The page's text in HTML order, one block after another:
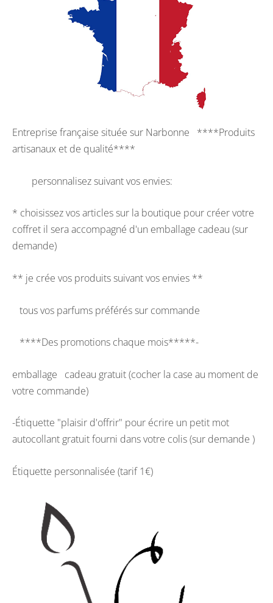
Entreprise française située sur Narbonne ****Produits
artisanaux et de qualité****
personnalisez suivant vos envies:
* choisissez vos articles sur la boutique pour créer votre
coffret il sera accompagné d'un emballage cadeau (sur
demande)
** je crée vos produits suivant vos envies **
tous vos parfums préférés sur commande
****Des promotions chaque mois*****-
emballage cadeau gratuit (cocher la case au moment de
votre commande)
-Étiquette "plaisir d'offrir" pour écrire un petit mot
autocollant gratuit fourni dans votre colis (sur demande )
Étiquette personnalisée (tarif 1€)